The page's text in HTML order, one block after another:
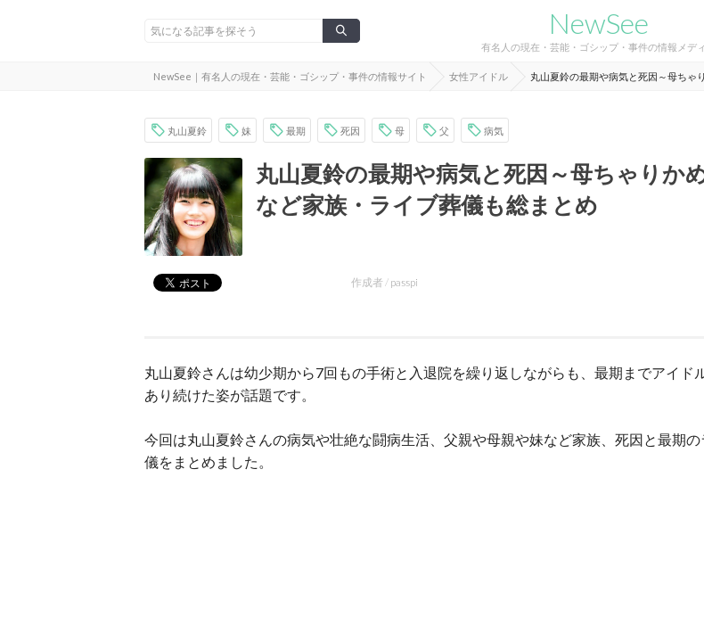
NewSee
有名人の現在・芸能・ゴシップ・事件の情報メデ
NewSee｜有名人の現在・芸能・ゴシップ・事件の情報サイト 女性アイドル 丸山夏鈴の最期や病気と死因～母ちゃ
丸山夏鈴 妹 最期 死因 母 父 病気
丸山夏鈴の最期や病気と死因～母ちゃりか
など家族・ライブ葬儀も総まとめ
作成者 / passpi
丸山夏鈴さんは幼少期から7回もの手術と入退院を繰り返しながらも、最期までアイド
あり続けた姿が話題です。
今回は丸山夏鈴さんの病気や壮絶な闘病生活、父親や母親や妹など家族、死因と最期
儀をまとめました。